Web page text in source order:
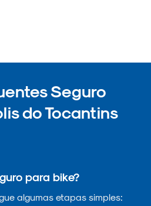
Seguro
do Tocantins
para bike?
algumas etapas simples: